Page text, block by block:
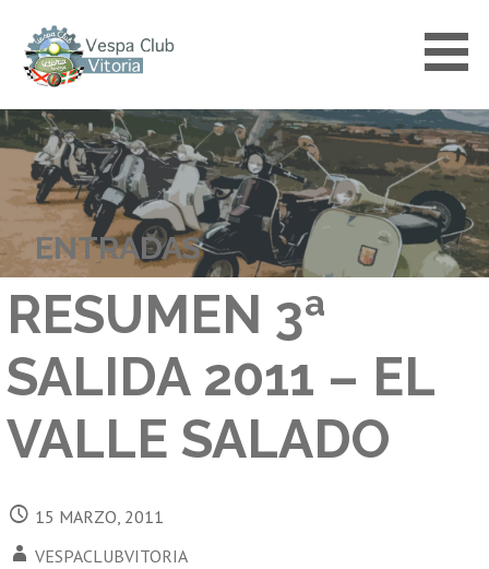
contenido
VESPACLUBVITORIA
ENTRADAS
RESUMEN 3ª
SALIDA 2011 – EL
VALLE SALADO
15 MARZO, 2011
VESPACLUBVITORIA